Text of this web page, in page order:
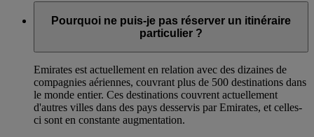
Pourquoi ne puis-je pas réserver un itinéraire
particulier ?
Emirates est actuellement en relation avec des dizaines de
compagnies aériennes, couvrant plus de 500 destinations dans
le monde entier. Ces destinations couvrent actuellement
d'autres villes dans des pays desservis par Emirates, et celles-
ci sont en constante augmentation.